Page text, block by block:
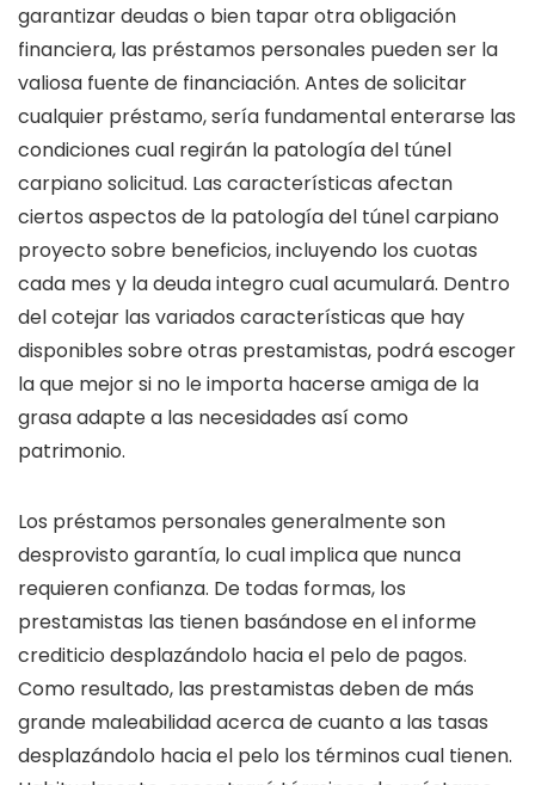
garantizar deudas o bien tapar otra obligación
financiera, las préstamos personales pueden ser la
valiosa fuente de financiación. Antes de solicitar
cualquier préstamo, serí­a fundamental enterarse las
condiciones cual regirán la patologí­a del túnel
carpiano solicitud. Las características afectan
ciertos aspectos de la patologí­a del túnel carpiano
proyecto sobre beneficios, incluyendo los cuotas
cada mes y la deuda integro cual acumulará. Dentro
del cotejar las variados características que hay
disponibles sobre otras prestamistas, podrá escoger
la que mejor si no le importa hacerse amiga de la
grasa adapte a las necesidades así­ como
patrimonio.
Los préstamos personales generalmente son
desprovisto garantía, lo cual implica que nunca
requieren confianza. De todas formas, los
prestamistas las tienen basándose en el informe
crediticio desplazándolo hacia el pelo de pagos.
Como resultado, las prestamistas deben de más
grande maleabilidad acerca de cuanto a las tasas
desplazándolo hacia el pelo los términos cual tienen.